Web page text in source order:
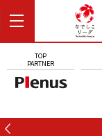
TOP
PARTNER